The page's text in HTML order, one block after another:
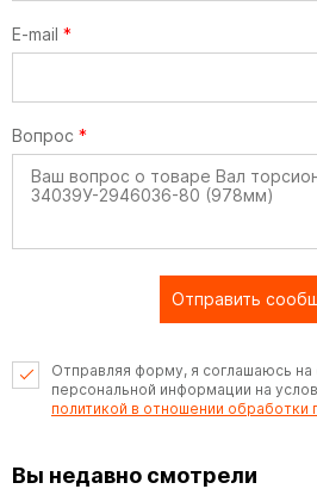
E-mail *
Вопрос *
Отправить
Отправляя форму, я соглашаюсь
персональной информации на
политикой в отношении обработки
Вы недавно смотрели